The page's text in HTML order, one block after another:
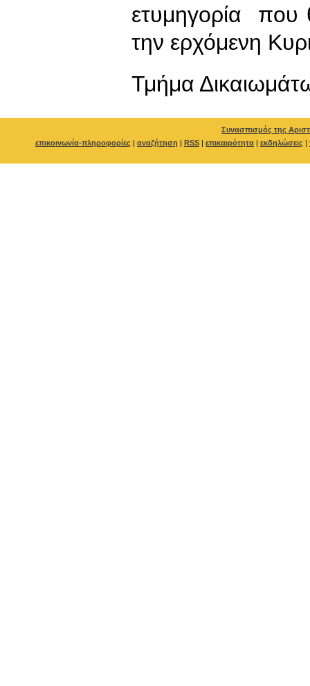
ετυμηγορία που
την
Τμήμα
Συνασπισμός της
επικοινωνία-πληροφορίες | αναζήτηση | RSS | επικαιρότητα | εκδηλώσεις |